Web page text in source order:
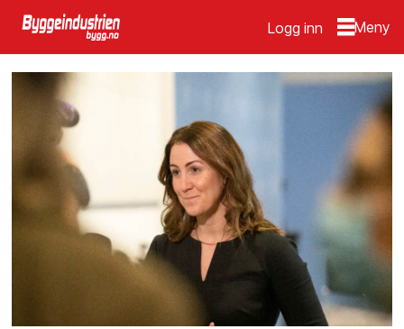
Logg inn